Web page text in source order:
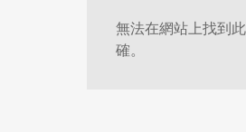
無法在網站上找到
確。